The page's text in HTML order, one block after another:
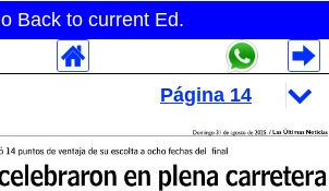
Back to current Ed.
Rubros